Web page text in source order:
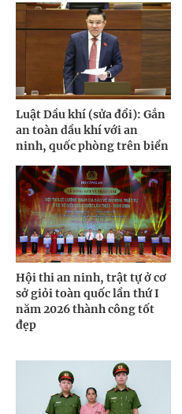
Luật Dầu khí (sửa đổi): Gắn
an toàn dầu khí với an
ninh, quốc phòng trên biển
Hội thi an ninh, trật tự ở cơ
sở giỏi toàn quốc lần thứ I
năm 2026 thành công tốt
đẹp